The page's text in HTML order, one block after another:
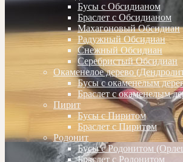
Бусы с Обсидианом
Браслет с Обсидианом
Махагоновый Обсидиан
Радужный Обсидиан
Снежный Обсидиан
Серебристый Обсидиан
Окаменелое дерево
Бусы с окаменелым
Браслет с окаменелым
Пирит
Бусы с Пиритом
Браслет с Пиритом
Родонит
Бусы с Родонитом
Браслет с Родонитом